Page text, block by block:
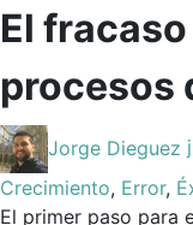
Toggle
navigation
El
procesos
Posted
by:
Jorge Dieguez
Crecimiento, Error,
El primer paso para